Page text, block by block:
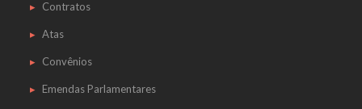
Contratos
Atas
Convênios
Emendas Parlamentares